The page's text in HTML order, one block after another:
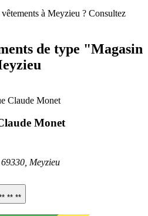
à Meyzieu ? Consultez
de type "Magasin
Monet
69330 Meyzieu
** **